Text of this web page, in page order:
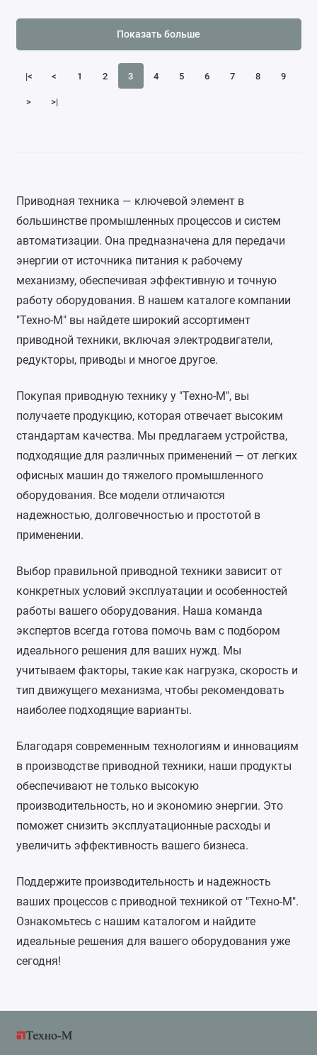
|< < 1 2 3 4 5 6 7 8 9
> >|
Показать больше
Приводная техника — ключевой элемент в
большинстве промышленных процессов и систем
автоматизации. Она предназначена для передачи
энергии от источника питания к рабочему
механизму, обеспечивая эффективную и точную
работу оборудования. В нашем каталоге компании
"Техно-М" вы найдете широкий ассортимент
приводной техники, включая электродвигатели,
редукторы, приводы и многое другое.
Покупая приводную технику у "Техно-М", вы
получаете продукцию, которая отвечает высоким
стандартам качества. Мы предлагаем устройства,
подходящие для различных применений — от легких
офисных машин до тяжелого промышленного
оборудования. Все модели отличаются
надежностью, долговечностью и простотой в
применении.
Выбор правильной приводной техники зависит от
конкретных условий эксплуатации и особенностей
работы вашего оборудования. Наша команда
экспертов всегда готова помочь вам с подбором
идеального решения для ваших нужд. Мы
учитываем факторы, такие как нагрузка, скорость и
тип движущего механизма, чтобы рекомендовать
наиболее подходящие варианты.
Благодаря современным технологиям и инновациям
в производстве приводной техники, наши продукты
обеспечивают не только высокую
производительность, но и экономию энергии. Это
поможет снизить эксплуатационные расходы и
увеличить эффективность вашего бизнеса.
Поддержите производительность и надежность
ваших процессов с приводной техникой от "Техно-М".
Ознакомьтесь с нашим каталогом и найдите
идеальные решения для вашего оборудования уже
сегодня!